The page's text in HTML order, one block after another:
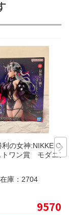
の女神:NIKKE Ch
トワン賞 モダニア
庫： 2704
9570